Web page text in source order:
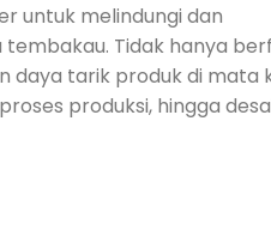
untuk melindungi dan
Tidak hanya
daya tarik produk di mata
produksi, hingga